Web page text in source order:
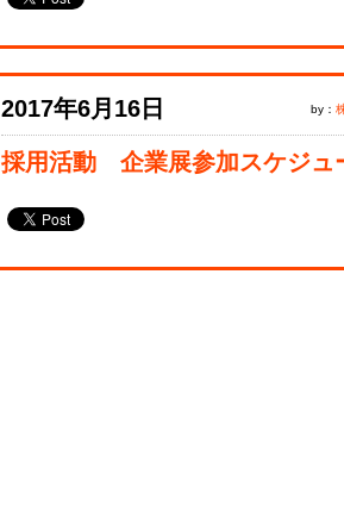
2017年6月16日 by：
採用活動 企業展参加スケジュ